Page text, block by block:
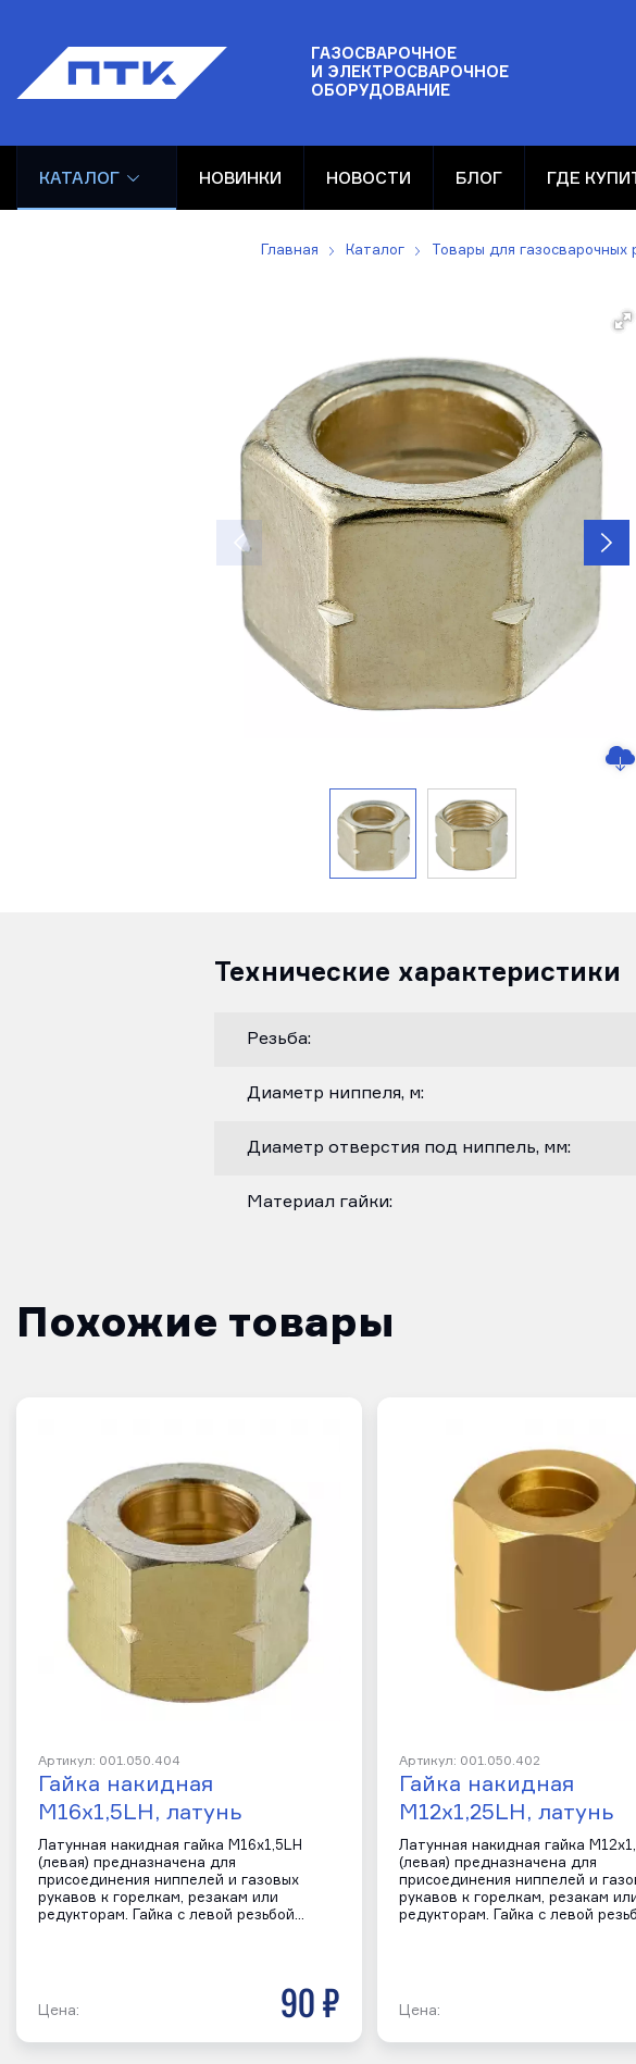
ГАЗОСВАРОЧНОЕ
И ЭЛЕКТРОСВАРОЧНОЕ
ОБОРУДОВАНИЕ
КАТАЛОГ НОВИНКИ НОВОСТИ БЛОГ ГДЕ
Главная Каталог Товары для газосварочных
Технические характеристики
Резьба:
Диаметр ниппеля, м:
Диаметр отверстия под ниппель, мм:
Материал гайки:
Похожие товары
Артикул: 001.050.404
Гайка накидная
М16х1,5LH, латунь
Латунная накидная гайка М16х1,5LH
(левая) предназначена для
присоединения ниппелей и газовых
рукавов к горелкам, резакам или
редукторам. Гайка с левой резьбой…
Цена: 90 р
Артикул: 001.050.402
Гайка накидная
М12х1,25LH, латунь
Латунная накидная гайка
(левая) предназначена для
присоединения ниппелей и
рукавов к горелкам, резакам
редукторам. Гайка с левой
Цена: